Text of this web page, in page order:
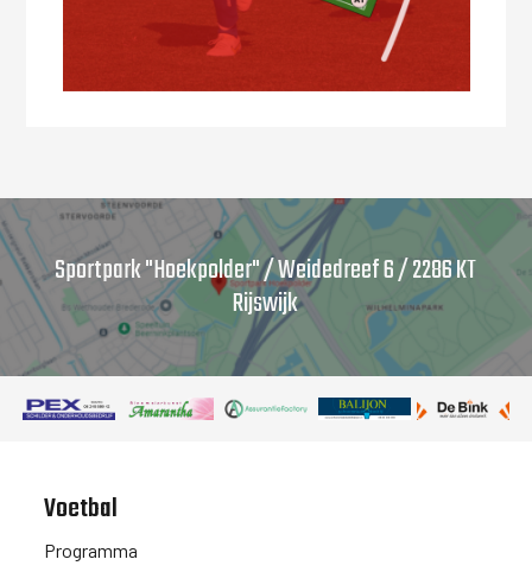
Sportpark "Hoekpolder" / Weidedreef 6 / 2286 KT
Rijswijk
Voetbal
Programma